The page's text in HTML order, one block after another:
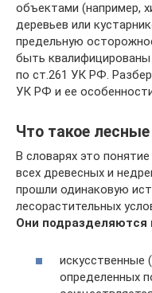
объектами (например,
деревьев или
предельную
быть квалифицированы
по ст.261 УК РФ.
УК РФ и ее
Что такое
В словарях это
всех древесных и
прошли одинаковую
лесорастительных
Они подразделяются
искусственные
определенных